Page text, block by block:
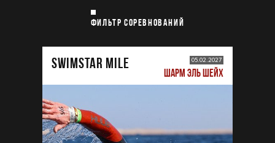
ФИЛЬТР СОРЕВНОВАНИЙ
SWIMSTAR MILE 05.02.2027
ШАРМ ЭЛЬ ШЕЙХ